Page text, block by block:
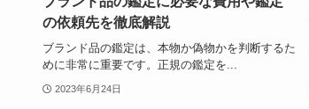
の依頼先を徹底解説
ブランド品の鑑定は、本物か偽物かを判断するた
めに非常に重要です。正規の鑑定を...
2023年6月24日